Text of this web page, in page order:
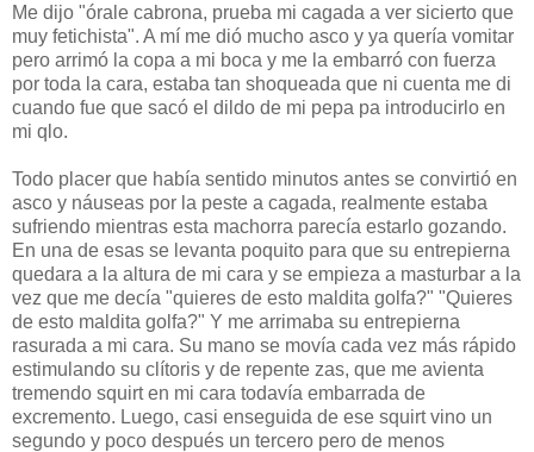
Me dijo "órale cabrona, prueba mi cagada a ver sicierto que
muy fetichista". A mí me dió mucho asco y ya quería vomitar
pero arrimó la copa a mi boca y me la embarró con fuerza
por toda la cara, estaba tan shoqueada que ni cuenta me di
cuando fue que sacó el dildo de mi pepa pa introducirlo en
mi qlo.
Todo placer que había sentido minutos antes se convirtió en
asco y náuseas por la peste a cagada, realmente estaba
sufriendo mientras esta machorra parecía estarlo gozando.
En una de esas se levanta poquito para que su entrepierna
quedara a la altura de mi cara y se empieza a masturbar a la
vez que me decía "quieres de esto maldita golfa?" "Quieres
de esto maldita golfa?" Y me arrimaba su entrepierna
rasurada a mi cara. Su mano se movía cada vez más rápido
estimulando su clítoris y de repente zas, que me avienta
tremendo squirt en mi cara todavía embarrada de
excremento. Luego, casi enseguida de ese squirt vino un
segundo y poco después un tercero pero de menos